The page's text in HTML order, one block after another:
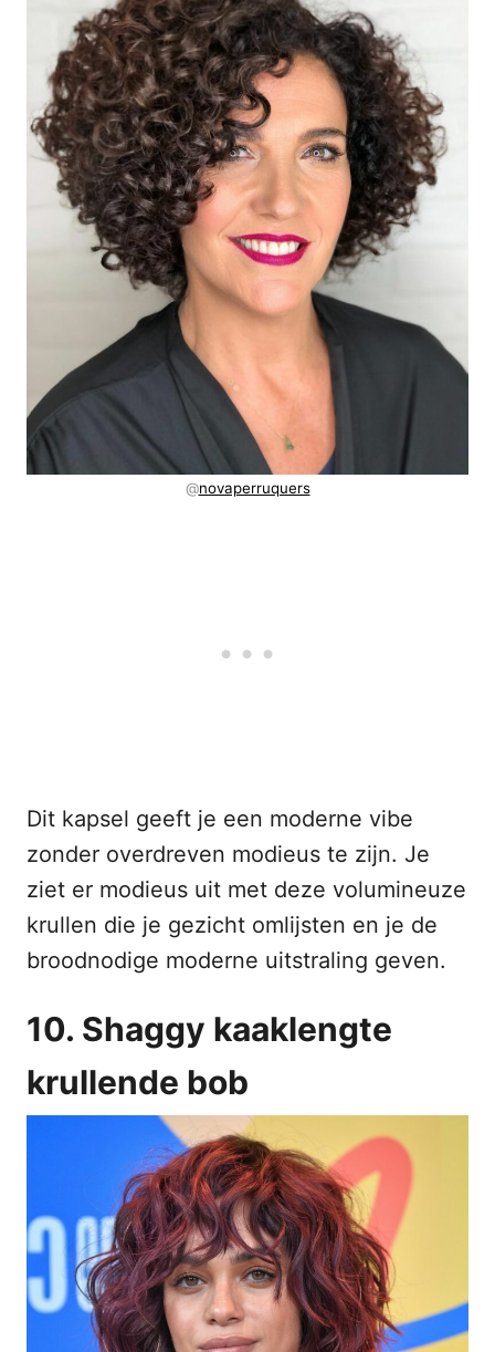
@novaperruquers
Dit kapsel geeft je een moderne vibe
zonder overdreven modieus te zijn. Je
ziet er modieus uit met deze volumineuze
krullen die je gezicht omlijsten en je de
broodnodige moderne uitstraling geven.
10. Shaggy kaaklengte
krullende bob